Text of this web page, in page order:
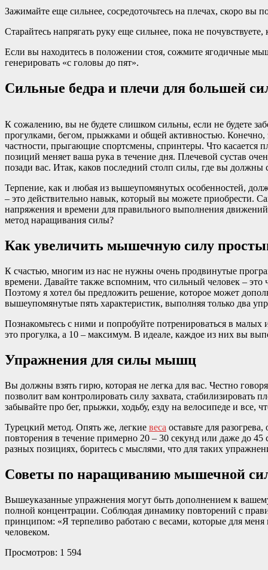
Зажимайте еще сильнее, сосредоточьтесь на плечах, скоро вы
Старайтесь напрягать руку еще сильнее, пока не
Если вы находитесь в положении стоя, сожмите ягодичные
генерировать «с головы до пят».
Сильные бедра и плечи для большей
К сожалению, вы не будете слишком сильны, если не будете
прогулками, бегом, прыжками и общей активностью. Конечно,
частности, прыгающие спортсмены, спринтеры. Что касается
позиций меняет ваша рука в течение дня. Плечевой сустав
позади вас. Итак, каков последний столп силы, где вы должны
Терпение, как и любая из вышеупомянутых особенностей,
– это действительно навык, который вы можете приобрести.
напряжения и времени для правильного выполнения
метод наращивания силы?
Как увеличить мышечную силу
К счастью, многим из нас не нужны очень продвинутые
времени. Давайте также вспомним, что сильный человек –
Поэтому я хотел бы предложить решение, которое может
вышеупомянутые пять характеристик, выполняя только два
Познакомьтесь с ними и попробуйте потренироваться в
это прогулка, а 10 – максимум. В идеале, каждое из них вы
Упражнения для силы мышц
Вы должны взять гирю, которая не легка для вас. Честно
позволит вам контролировать силу захвата,
забывайте про бег, прыжки, ходьбу, езду на велосипеде и все,
Турецкий метод. Опять же, легкие веса оставьте для
повторения в течение примерно 20 – 30 секунд или даже до
разных позициях, боритесь с мыслями, что для таких
Советы по наращиванию мышечной
Вышеуказанные упражнения могут быть дополнением к
полной концентрации. Соблюдая динамику повторений с
принципом: «Я терпеливо работаю с весами, которые для меня
человеком.
Просмотров: 1 594